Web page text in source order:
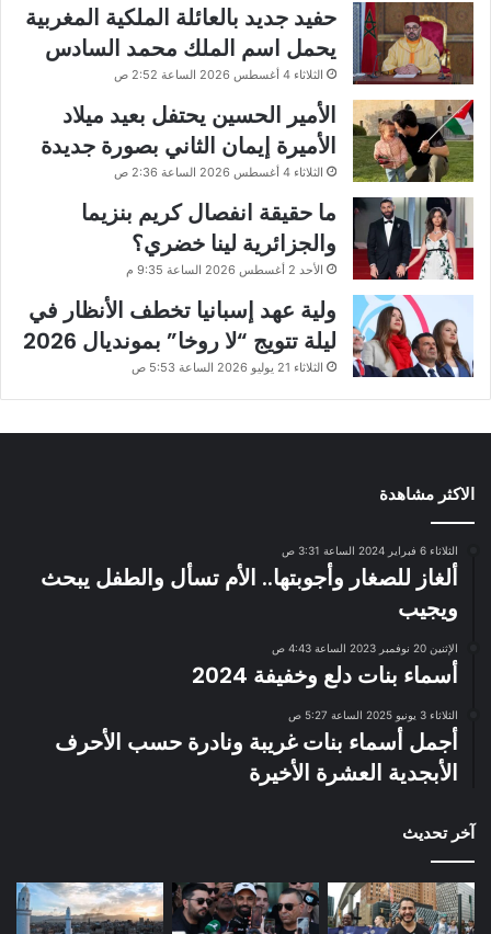
حفيد جديد بالعائلة الملكية المغربية
يحمل اسم الملك محمد السادس
الثلاثاء 4 أغسطس 2026 الساعة 2:52 ص
الأمير الحسين يحتفل بعيد ميلاد
الأميرة إيمان الثاني بصورة جديدة
الثلاثاء 4 أغسطس 2026 الساعة 2:36 ص
ما حقيقة انفصال كريم بنزيما
والجزائرية لينا خضري؟
الأحد 2 أغسطس 2026 الساعة 9:35 م
ولية عهد إسبانيا تخطف الأنظار في
ليلة تتويج “لا روخا” بمونديال 2026
الثلاثاء 21 يوليو 2026 الساعة 5:53 ص
الاكثر مشاهدة
الثلاثاء 6 فبراير 2024 الساعة 3:31 ص
ألغاز للصغار وأجوبتها.. الأم تسأل والطفل يبحث
ويجيب
الإثنين 20 نوفمبر 2023 الساعة 4:43 ص
أسماء بنات دلع وخفيفة 2024
الثلاثاء 3 يونيو 2025 الساعة 5:27 ص
أجمل أسماء بنات غريبة ونادرة حسب الأحرف
الأبجدية العشرة الأخيرة
آخر تحديث